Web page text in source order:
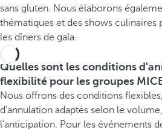
sans gluten. Nous élaborons
thématiques et des shows culinaires
les dîners de gala.
Quelles sont les conditions
flexibilité pour les groupes
Nous offrons des conditions
d'annulation adaptés selon le
l'anticipation. Pour les événements